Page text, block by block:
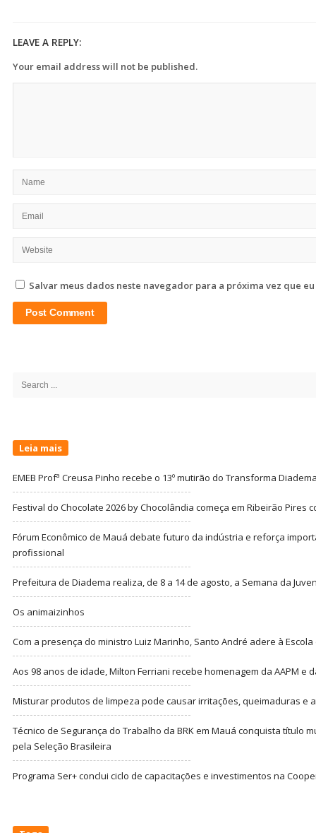
LEAVE A REPLY:
Your email address will not be published.
Salvar meus dados neste navegador para a próxima vez que
Search
Leia mais
EMEB Profª Creusa Pinho recebe o 13º mutirão do Transforma
Festival do Chocolate 2026 by Chocolândia começa em Ribeirão Pires
Fórum Econômico de Mauá debate futuro da indústria e reforça
profissional
Prefeitura de Diadema realiza, de 8 a 14 de agosto, a Semana da
Os animaizinhos
Com a presença do ministro Luiz Marinho, Santo André adere à
Aos 98 anos de idade, Milton Ferriani recebe homenagem da AAPM e
Misturar produtos de limpeza pode causar irritações, queimaduras e
Técnico de Segurança do Trabalho da BRK em Mauá conquista título
pela Seleção Brasileira
Programa Ser+ conclui ciclo de capacitações e investimentos na